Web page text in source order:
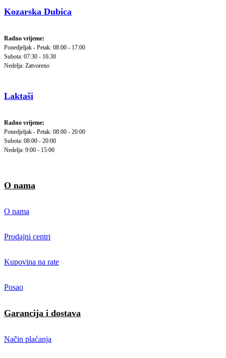
Kozarska Dubica
Radno vrijeme:
Ponedjeljak - Petak: 08:00 - 17:00
Subota: 07:30 - 16:30
Nedelja: Zatvoreno
Laktaši
Radno vrijeme:
Ponedjeljak - Petak: 08:00 - 20:00
Subota: 08:00 - 20:00
Nedelja: 9:00 - 15:00
O nama
O nama
Prodajni centri
Kupovina na rate
Posao
Garancija i dostava
Način plaćanja